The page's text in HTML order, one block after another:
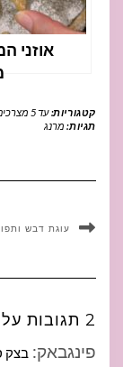
אוזני
קטגוריות:עד 5 מצרכים
תגיות: מרנג
עוגת דבש
2 תגובות על “נשיקות מרנג”
פינגבאק: בצק